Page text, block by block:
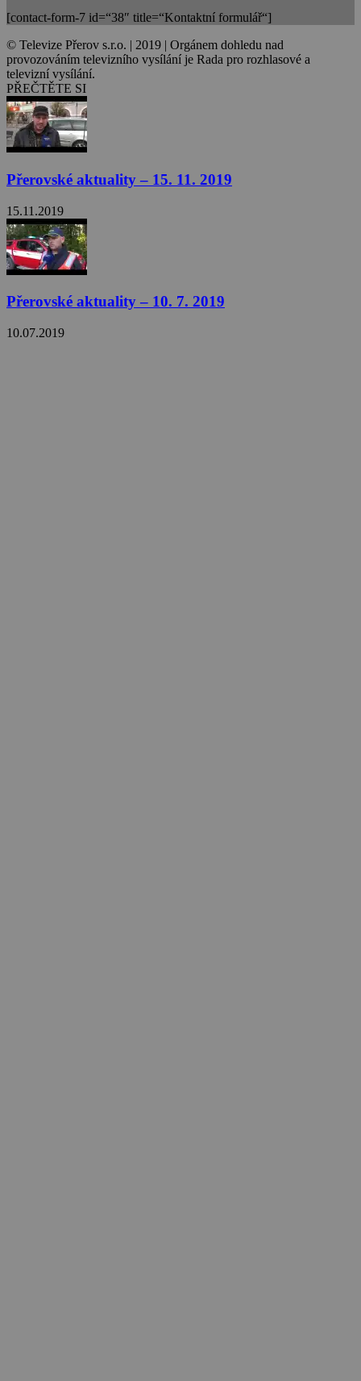
[contact-form-7 id=“38″ title=“Kontaktní formulář“]
© Televize Přerov s.r.o. | 2019 | Orgánem dohledu nad
provozováním televizního vysílání je Rada pro rozhlasové a
televizní vysílání.
PŘEČTĚTE SI
Přerovské aktuality – 15. 11. 2019
15.11.2019
Přerovské aktuality – 10. 7. 2019
10.07.2019